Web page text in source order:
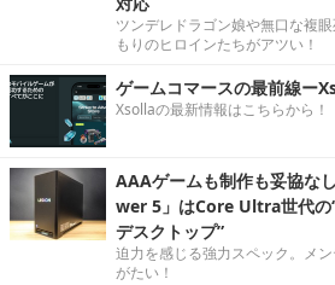
ツンデレドラゴン娘や無口な複
もりのヒロインたちがアツい！
ゲームコマースの最前線ー
Xsollaの最新情報はこちらから！
AAAゲームも制作も妥協な
wer 5」はCore Ultra世代の
デスクトップ”
迫力を感じる強力スペック。メ
がたい！